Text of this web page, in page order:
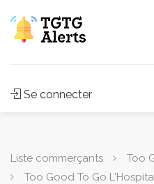
Se connecter
Liste commerçants
Too
Too Good To Go